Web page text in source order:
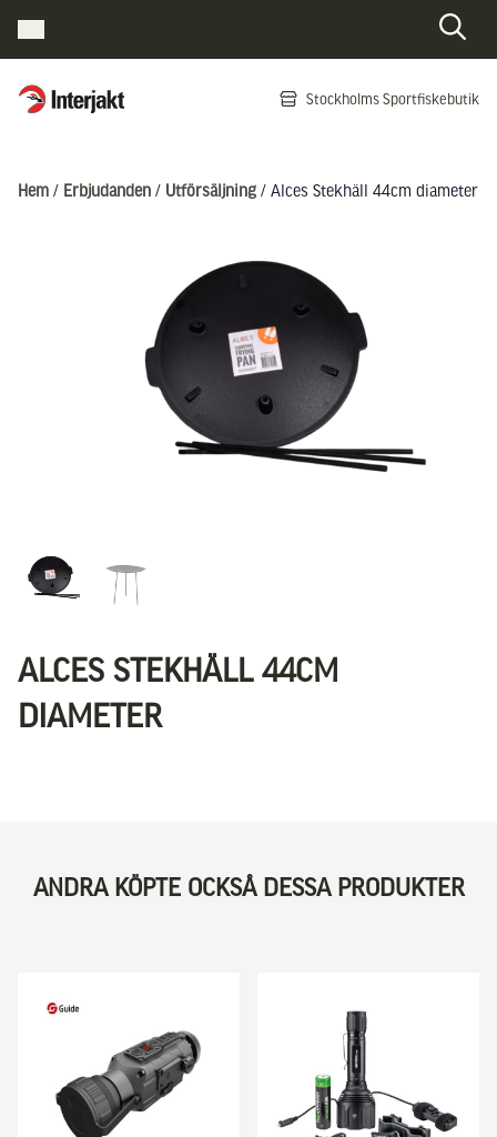
Interjakt SE Stockholms Sportfiskebutik
Hem / Erbjudanden / Utförsäljning / Alces Stekhäll 44cm diameter
ALCES STEKHÄLL 44CM
DIAMETER
ANDRA KÖPTE OCKSÅ DESSA PRODUKTER